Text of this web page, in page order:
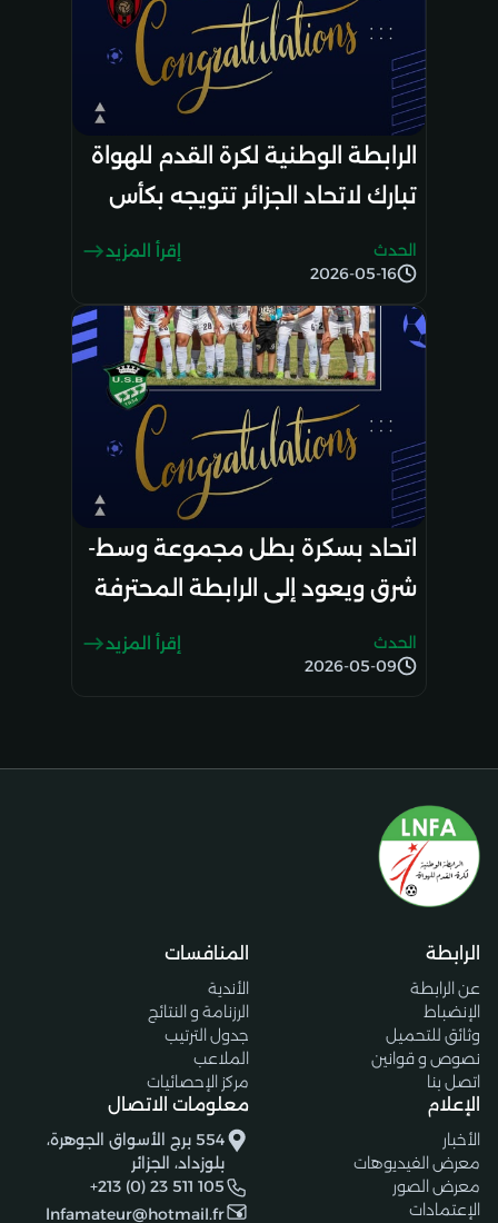
الرابطة الوطنية لكرة القدم للهواة
تبارك لاتحاد الجزائر تتويجه بكأس
إفريقيا وتثمّن الإنجاز التاريخي
2026-05-16
الحدث إقرأ المزيد
اتحاد بسكرة بطل مجموعة وسط-
شرق ويعود إلى الرابطة المحترفة
الأولى
2026-05-09
الحدث إقرأ المزيد
الرابطة
عن الرابطة
الإنضباط
وثائق للتحميل
نصوص و قوانين
اتصل بنا
المنافسات
الأندية
الرزنامة و النتائج
جدول الترتيب
الملاعب
مركز الإحصائيات
الإعلام
الأخبار
معرض الفيديوهات
معرض الصور
الإعتمادات
معلومات الاتصال
554 برج الأسواق الجوهرة،
بلوزداد، الجزائر
+213 (0) 23 511 105
lnfamateur@hotmail.fr